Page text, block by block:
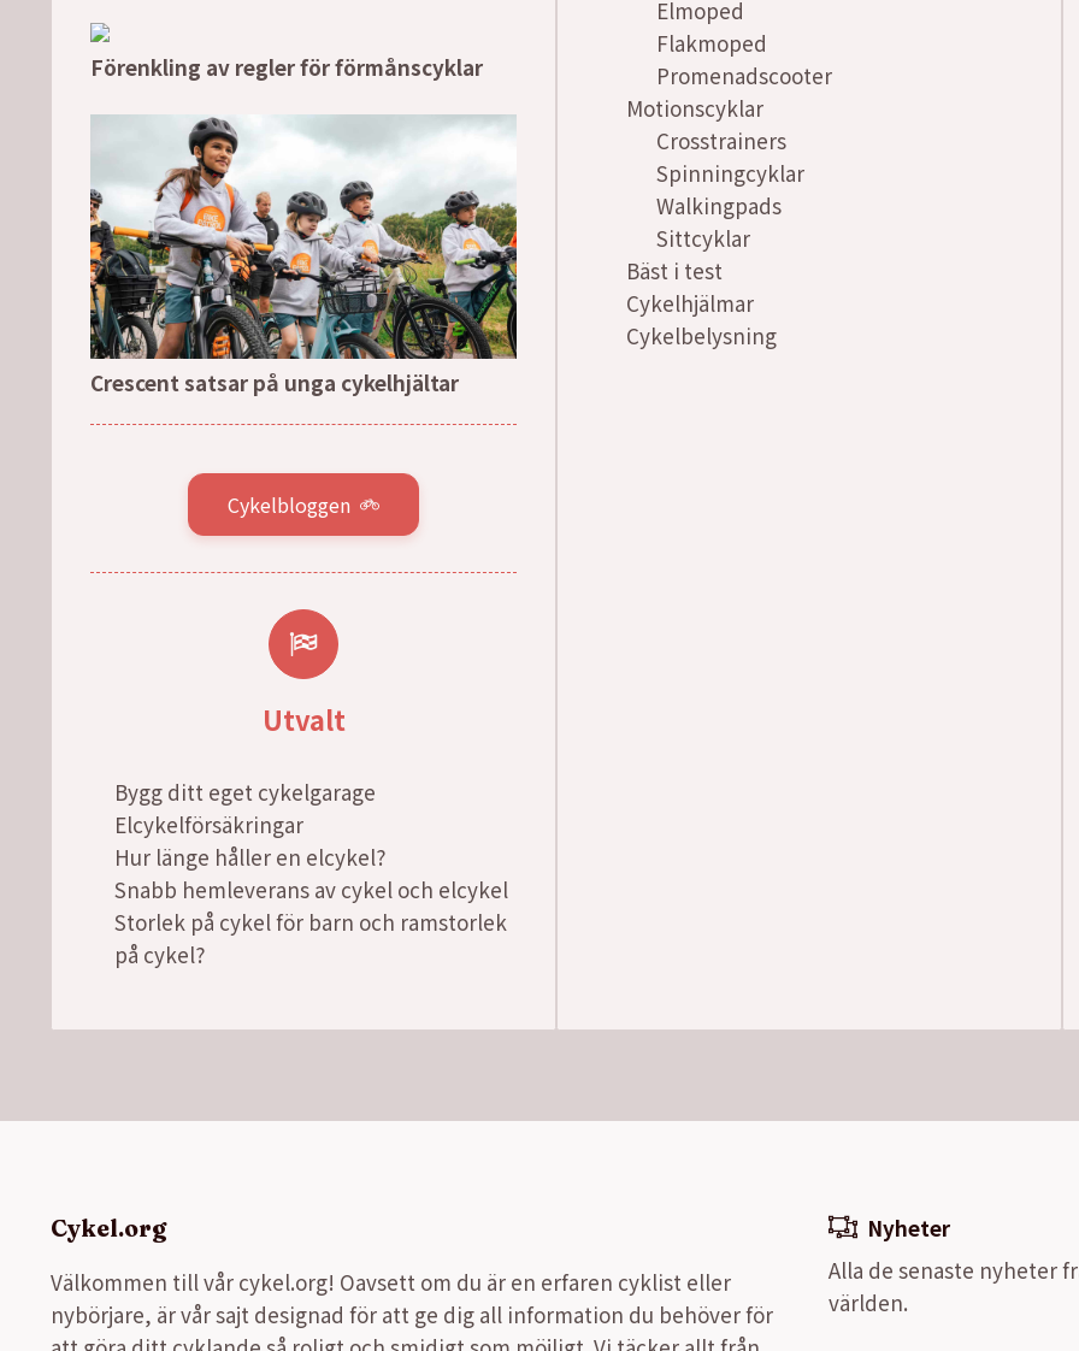
Förenkling av regler för förmånscyklar
Crescent satsar på unga cykelhjältar
Cykelbloggen
Utvalt
Bygg ditt eget cykelgarage
Elcykelförsäkringar
Hur länge håller en elcykel?
Snabb hemleverans av cykel och elcykel
Storlek på cykel för barn och ramstorlek
på cykel?
Elmoped
Flakmoped
Promenadscooter
Motionscyklar
Crosstrainers
Spinningcyklar
Walkingpads
Sittcyklar
Bäst i test
Cykelhjälmar
Cykelbelysning
Cykel.org
Välkommen till vår cykel.org! Oavsett om du är en erfaren cyklist eller
nybörjare, är vår sajt designad för att ge dig all information du behöver för
Nyheter
Alla de senaste nyheter
världen.